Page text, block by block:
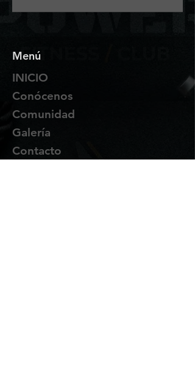
Menú
INICIO
Conócenos
Comunidad
Galería
Contacto